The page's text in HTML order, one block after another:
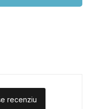
recenziu